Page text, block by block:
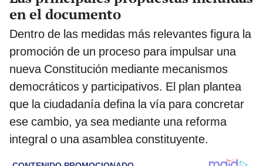
en el documento
Dentro de las medidas más relevantes figura la
promoción de un proceso para impulsar una
nueva Constitución mediante mecanismos
democráticos y participativos. El plan plantea
que la ciudadanía defina la vía para concretar
ese cambio, ya sea mediante una reforma
integral o una asamblea constituyente.